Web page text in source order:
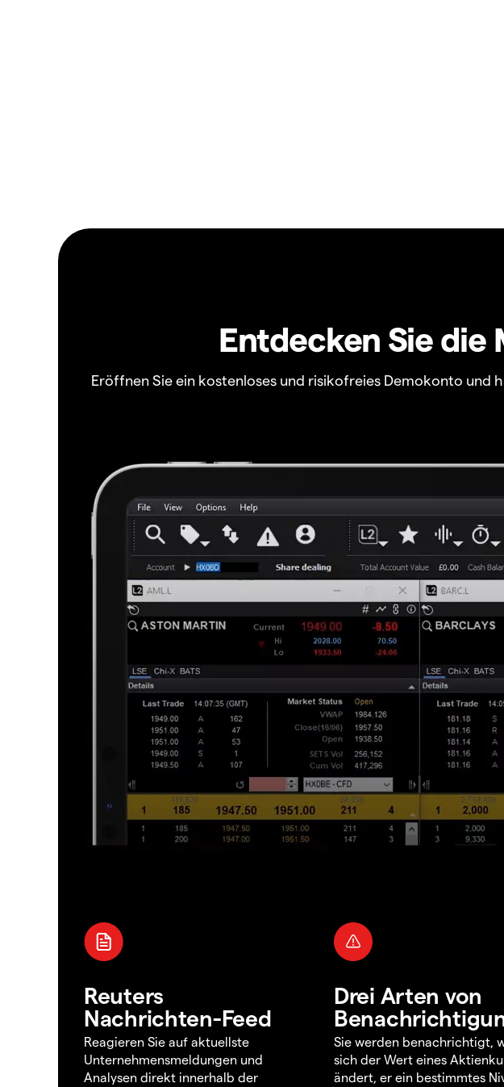
Entdecken Sie
Eröffnen Sie ein kostenloses und risikofreies Demokonto und
Reuters
Nachrichten-Feed
Reagieren Sie auf aktuellste
Unternehmensmeldungen und
Analysen direkt innerhalb der
Drei Arten von
Sie werden benachrichtigt,
sich der Wert eines
ändert, er ein bestimmtes